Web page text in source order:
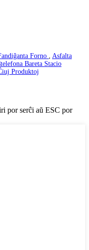
Forno
Asfalta
Bareta Stacio
Produktoj
por serĉi aŭ ESC por